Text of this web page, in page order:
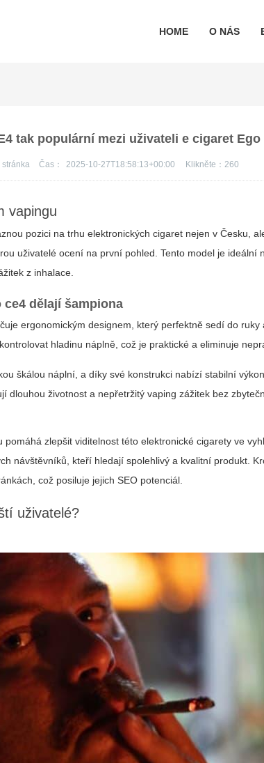
HOME O NÁS
tak populární mezi uživateli e cigaret Ego
stránka Čas： 2025-10-27T18:58:13+00:00 Klikněte： 260
vapingu
pozici na trhu elektronických cigaret nejen v Česku,
uživatelé ocení na první pohled. Tento model je ideální
z inhalace.
ce4 dělají šampiona
ergonomickým designem, který perfektně sedí do ruky
hladinu náplně, což je praktické a eliminuje
škálou náplní, a díky své konstrukci nabízí stabilní
dlouhou životnost a nepřetržitý vaping zážitek bez
pomáhá zlepšit viditelnost této elektronické cigarety ve
návštěvníků, kteří hledají spolehlivý a kvalitní produkt.
což posiluje jejich SEO potenciál.
uživatelé?